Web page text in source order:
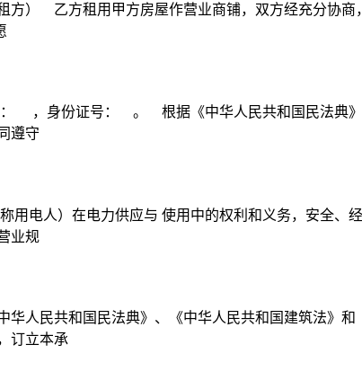
） 乙方租用甲方房屋作营业商铺，双方经充分协
身份证号： 。 根据《中华人民共和国民法典》
遵守
用电人）在电力供应与 使用中的权利和义务，安全、
业规
民共和国民法典》、《中华人民共和国建筑法》和
订立本承